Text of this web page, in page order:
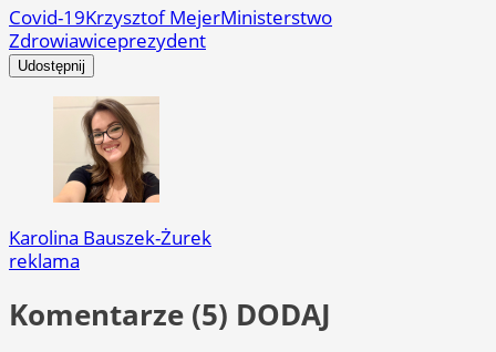
Covid-19Krzysztof MejerMinisterstwo
Zdrowiawiceprezydent
Udostępnij
Karolina Bauszek-Żurek
reklama
Komentarze (5) DODAJ